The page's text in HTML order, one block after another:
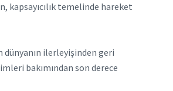
temelinde hareket
ilerleyişinden geri
bakımından son derece